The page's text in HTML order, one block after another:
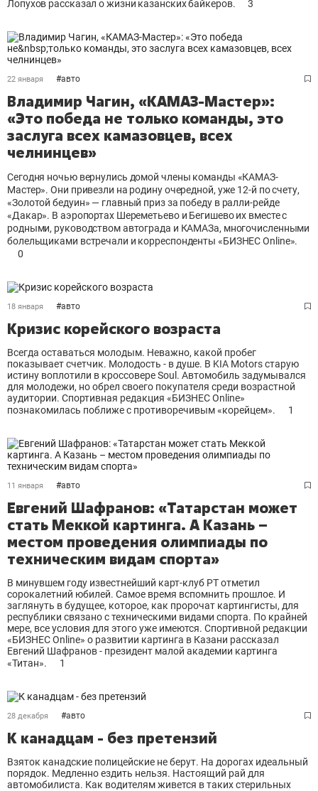
Лопухов рассказал о жизни казанских байкеров. 3
22 января #авто
Владимир Чагин, «КАМАЗ-Мастер»:
«Это победа не только команды, это
заслуга всех камазовцев, всех
челнинцев»
Сегодня ночью вернулись домой члены команды «КАМАЗ-
Мастер». Они привезли на родину очередной, уже 12-й по счету,
«Золотой бедуин» — главный приз за победу в ралли-рейде
«Дакар». В аэропортах Шереметьево и Бегишево их вместе с
родными, руководством автограда и КАМАЗа, многочисленными
болельщиками встречали и корреспонденты «БИЗНЕС Online».
0
18 января #авто
Кризис корейского возраста
Всегда оставаться молодым. Неважно, какой пробег
показывает счетчик. Молодость - в душе. В KIA Motors старую
истину воплотили в кроссовере Soul. Автомобиль задумывался
для молодежи, но обрел своего покупателя среди возрастной
аудитории. Спортивная редакция «БИЗНЕС Online»
познакомилась поближе с противоречивым «корейцем».
1
11 января #авто
Евгений Шафранов: «Татарстан может
стать Меккой картинга. А Казань –
местом проведения олимпиады по
техническим видам спорта»
В минувшем году известнейший карт-клуб РТ отметил
сорокалетний юбилей. Самое время вспомнить прошлое. И
заглянуть в будущее, которое, как пророчат картингисты, для
республики связано с техническими видами спорта. По крайней
мере, все условия для этого уже имеются. Спортивной редакции
«БИЗНЕС Online» о развитии картинга в Казани рассказал
Евгений Шафранов - президент малой академии картинга
«Титан».
1
28 декабря #авто
К канадцам - без претензий
Взяток канадские полицейские не берут. На дорогах идеальный
порядок. Медленно ездить нельзя. Настоящий рай для
автомобилиста. Как водителям живется в таких стерильных